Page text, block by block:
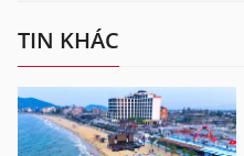
TIN KHÁC